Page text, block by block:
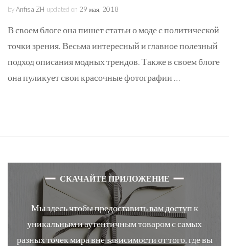
byAnfisa ZH updated on 29 мая, 2018
В своем блоге она пишет статьи о моде с политической
точки зрения. Весьма интересный и главное полезный
подход описания модных трендов. Также в своем блоге
она пуликует свои красочные фотографии …
СКАЧАЙТЕ ПРИЛОЖЕНИЕ
Мы здесь чтобы предоставить вам доступ к
уникальным и аутентичным товаром с самых
разных точек мира вне зависимости от того, где вы